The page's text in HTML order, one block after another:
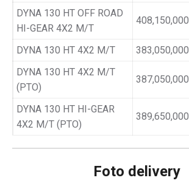
DYNA 130 HT OFF ROAD
HI-GEAR 4X2 M/T
408,150,000
DYNA 130 HT 4X2 M/T
383,050,000
DYNA 130 HT 4X2 M/T
(PTO)
387,050,000
DYNA 130 HT HI-GEAR
4X2 M/T (PTO)
389,650,000
Foto delivery